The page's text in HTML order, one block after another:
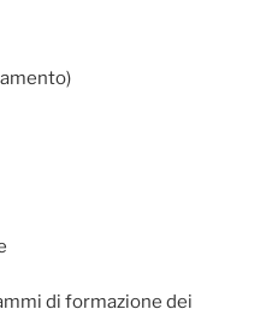
di formazione dei